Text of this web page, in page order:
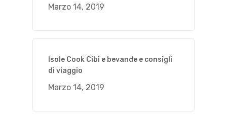
Marzo 14, 2019
Isole Cook Cibi e bevande e consigli
di viaggio
Marzo 14, 2019